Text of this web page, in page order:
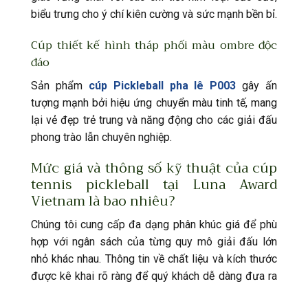
biểu trưng cho ý chí kiên cường và sức mạnh bền bỉ.
Cúp thiết kế hình tháp phối màu ombre độc
đáo
Sản phẩm cúp Pickleball pha lê P003 gây ấn
tượng mạnh bởi hiệu ứng chuyển màu tinh tế, mang
lại vẻ đẹp trẻ trung và năng động cho các giải đấu
phong trào lẫn chuyên nghiệp.
Mức giá và thông số kỹ thuật của cúp
tennis pickleball tại Luna Award
Vietnam là bao nhiêu?
Chúng tôi cung cấp đa dạng phân khúc giá để phù
hợp với ngân sách của từng quy mô giải đấu lớn
nhỏ khác nhau. Thông tin về chất liệu và kích thước
được kê khai rõ ràng để quý khách dễ dàng đưa ra